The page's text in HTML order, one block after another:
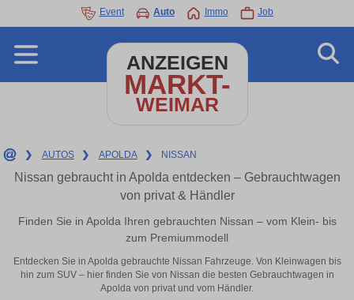
Event Auto Immo Job
ANZEIGEN
MARKT-
WEIMAR
❯ AUTOS ❯ APOLDA ❯ NISSAN
Nissan gebraucht in Apolda entdecken – Gebrauchtwagen
von privat & Händler
Finden Sie in Apolda Ihren gebrauchten Nissan – vom Klein- bis
zum Premiummodell
Entdecken Sie in Apolda gebrauchte Nissan Fahrzeuge. Von Kleinwagen bis
hin zum SUV – hier finden Sie von Nissan die besten Gebrauchtwagen in
Apolda von privat und vom Händler.